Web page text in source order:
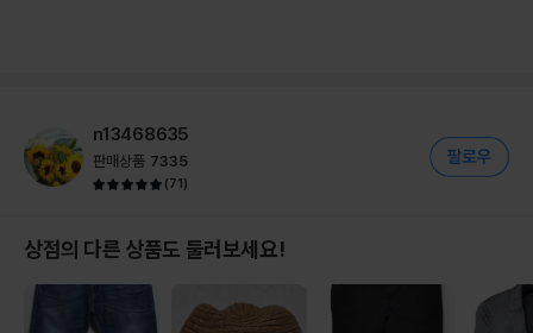
n13468635
판매상품 7335
(71)
상점의 다른 상품도 둘러보세요!